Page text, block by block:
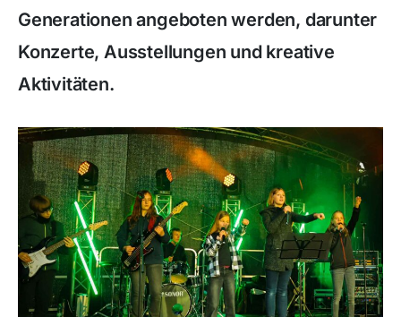
Generationen angeboten werden, darunter
Konzerte, Ausstellungen und kreative
Aktivitäten.